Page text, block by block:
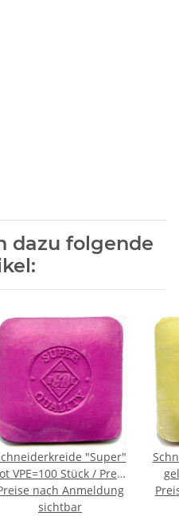
dazu folgende
"Super"
VPE=100 Stück / Preis
pro Stück
nach Anmeldung
sichtbar